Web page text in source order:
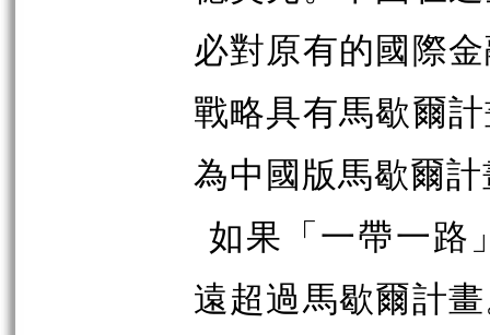
必對原有的國際
戰略具有馬歇爾
為中國版馬歇爾
如果「一帶一路
遠超過馬歇爾計